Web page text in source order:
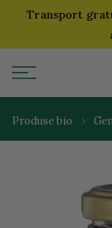
SariTransport
Produse bio